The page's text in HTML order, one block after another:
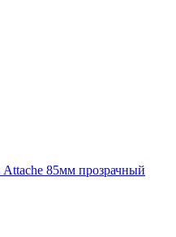
85мм прозрачный